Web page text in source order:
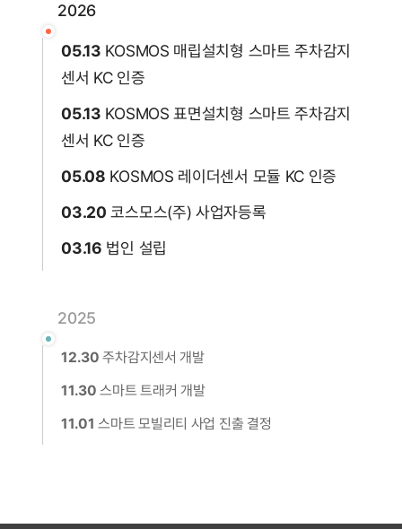
2026
05.13 KOSMOS 매립설치형 스마트 주차감지
센서 KC 인증
05.13 KOSMOS 표면설치형 스마트 주차감지
센서 KC 인증
05.08 KOSMOS 레이더센서 모듈 KC 인증
03.20 코스모스(주) 사업자등록
03.16 법인 설립
2025
12.30 주차감지센서 개발
11.30 스마트 트래커 개발
11.01 스마트 모빌리티 사업 진출 결정